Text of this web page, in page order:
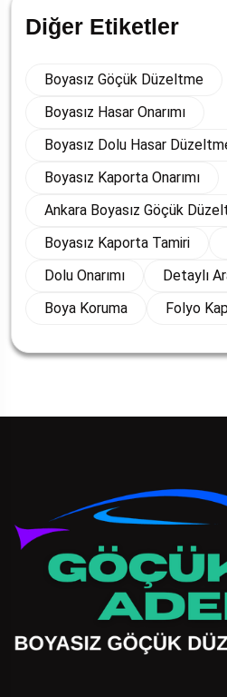
Diğer Etiketler
Boyasız Göçük Düzeltme
Boyasız Hasar Onarımı
Boyasız Dolu Hasar
Boyasız Kaporta Onarımı
Ankara Boyasız Göçük
Boyasız Kaporta Tamiri
Dolu Onarımı
Detaylı
Boya Koruma
Folyo